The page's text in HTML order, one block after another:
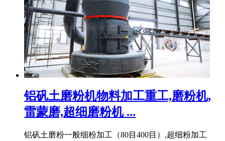
铝矾土磨粉机物料加工重工,磨粉机,
雷蒙磨,超细磨粉机 ...
铝矾土磨粉一般细粉加工（80目400目）,超细粉加工